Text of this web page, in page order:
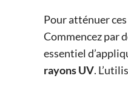
Pour atténuer
Commencez par
essentiel
rayons UV.